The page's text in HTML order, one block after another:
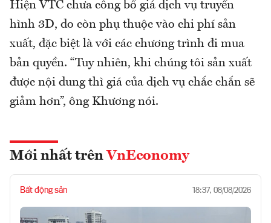
Hiện VTC chưa công bố giá dịch vụ truyền
hình 3D, do còn phụ thuộc vào chi phí sản
xuất, đặc biệt là với các chương trình đi mua
bản quyền. “Tuy nhiên, khi chúng tôi sản xuất
được nội dung thì giá của dịch vụ chắc chắn sẽ
giảm hơn”, ông Khương nói.
Mới nhất trên VnEconomy
Bất động sản 18:37, 08/08/2026